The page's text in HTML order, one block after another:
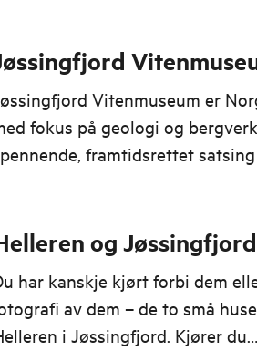
Vitenmuseum er
fokus på geologi og
framtidsrettet
og Jøssingfjord
har kanskje kjørt forbi dem
av dem – de to små
i Jøssingfjord. Kjører du